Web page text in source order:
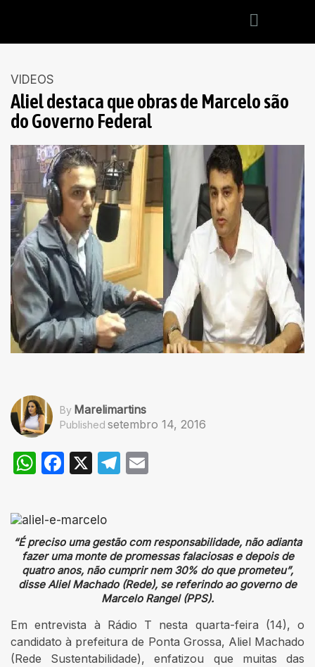
VIDEOS
Aliel destaca que obras de Marcelo são
do Governo Federal
By Marelimartins
Published setembro 14, 2016
WhatsApp
Facebook
X Telegram
“É preciso uma gestão com responsabilidade, não adianta
fazer uma monte de promessas falaciosas e depois de
quatro anos, não cumprir nem 30% do que prometeu”,
disse Aliel Machado (Rede), se referindo ao governo de
Marcelo Rangel (PPS).
Em entrevista à Rádio T nesta quarta-feira (14), o
candidato à prefeitura de Ponta Grossa, Aliel Machado
(Rede Sustentabilidade), enfatizou que muitas das